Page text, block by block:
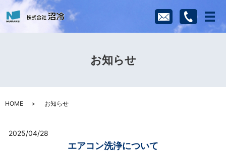
メ
お知らせ
HOME お知らせ
2025/04/28
エアコン洗浄について